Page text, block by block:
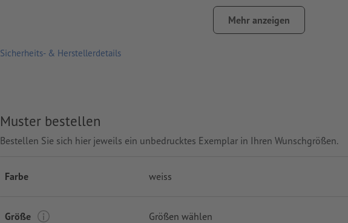
kapuzenintegrierter Kragen mit Kordelzug, durchgehender Reißverschluss
nach Wahl Vorder- und/oder Rückseite mit unterschiedlichen Motiven bedruckbar
Verarbeitung: Siebdruck
Mehr anzeigen
Sicherheits- & Herstellerdetails
Muster bestellen
Bestellen Sie sich hier jeweils ein unbedrucktes Exemplar in Ihren Wunschgrößen.
Farbe weiss
Größe Größen wählen